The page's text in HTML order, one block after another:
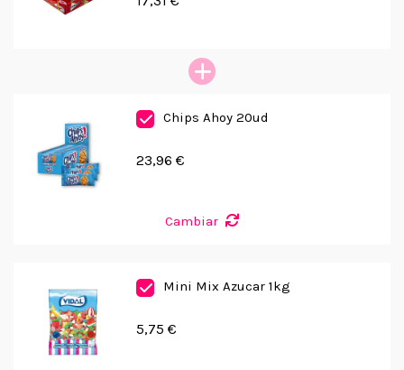
Chips Ahoy 20ud
23,96 €
Cambiar
Mini Mix Azucar 1kg
5,75 €